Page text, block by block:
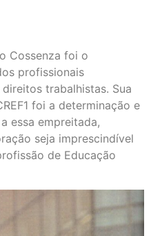
Cossenza foi o
profissionais
trabalhistas. Sua
foi a determinação e
essa empreitada,
seja imprescindível
de Educação